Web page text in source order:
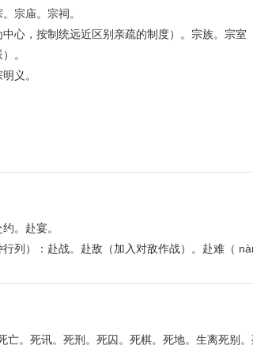
宗庙。宗祠。
心，按制统远近区别亲疏的制度）。宗族。宗室
。
义。
。赴宴。
列）：赴战。赴敌（加入对敌作战）。赴难（
亡。死讯。死刑。死囚。死棋。死地。生离死别。